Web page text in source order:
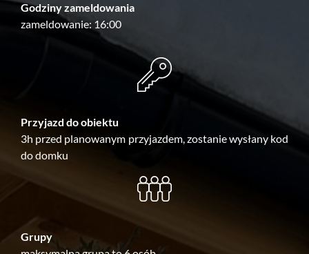
Godziny zameldowania
zameldowanie: 16:00
Przyjazd do obiektu
3h przed planowanym przyjazdem, zostanie wysłany kod
do domku
Grupy